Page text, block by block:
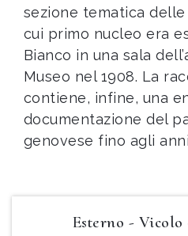
sezione tematica
cui primo nucleo era
Bianco in una sala
Museo nel 1908. La
contiene, infine, una
documentazione del
genovese fino agli anni
Esterno - Vicolo